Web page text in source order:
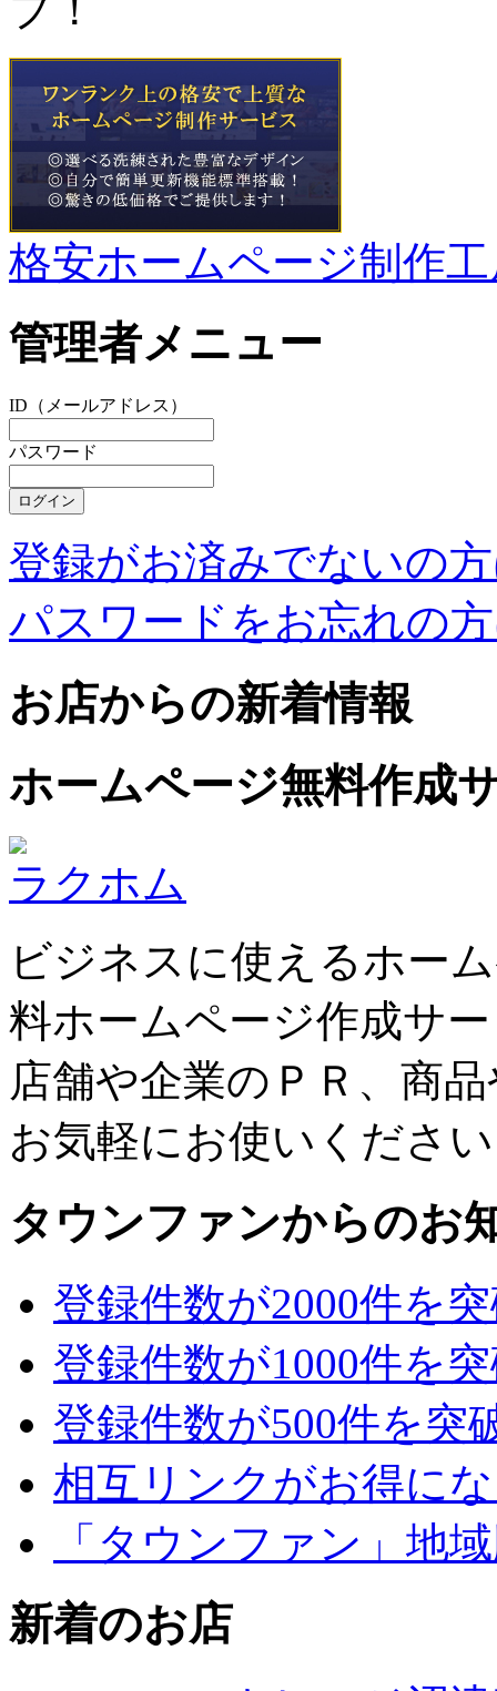
格安ホームページ制作
管理者メニュー
ID（メールアドレス）
パスワード
登録がお済みでないの
パスワードをお忘れの
お店からの新着情報
ホームページ無料作成
ラクホム
ビジネスに使えるホー
料ホームページ作成サ
店舗や企業のＰＲ、商
お気軽にお使いくださ
タウンファンからのお
登録件数が2000件を
登録件数が1000件を
登録件数が500件を突
相互リンクがお得に
「タウンファン」地
新着のお店